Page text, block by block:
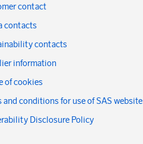
contact
contacts
contacts
information
of cookies
and conditions for use of SAS website
Disclosure Policy